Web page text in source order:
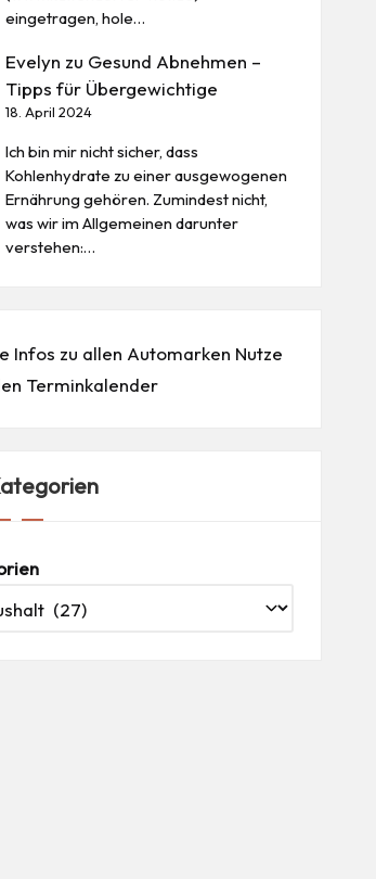
eingetragen, hole…
Evelyn zu Gesund Abnehmen –
Tipps für Übergewichtige
18. April 2024
Ich bin mir nicht sicher, dass
Kohlenhydrate zu einer ausgewogenen
Ernährung gehören. Zumindest nicht,
was wir im Allgemeinen darunter
verstehen:…
Infos zu allen Automarken Nutze
Terminkalender